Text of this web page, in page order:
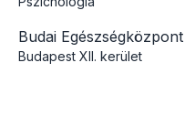
Budai Egészségközpont
Budapest XII. kerület